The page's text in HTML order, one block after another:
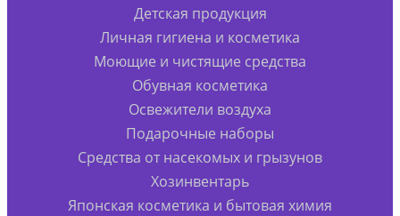
Детская продукция
Личная гигиена и косметика
Моющие и чистящие средства
Обувная косметика
Освежители воздуха
Подарочные наборы
Средства от насекомых и грызунов
Хозинвентарь
Японская косметика и бытовая химия